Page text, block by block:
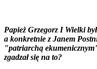
Papież Grzegorz I Wielki
a konkretnie z Janem
"patriarchą
zgadzał się na to?